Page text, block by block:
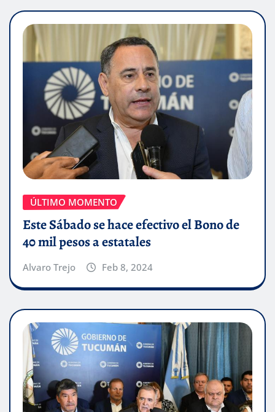
ÚLTIMO MOMENTO
Este Sábado se hace efectivo el Bono de
40 mil pesos a estatales
Alvaro Trejo Feb 8, 2024